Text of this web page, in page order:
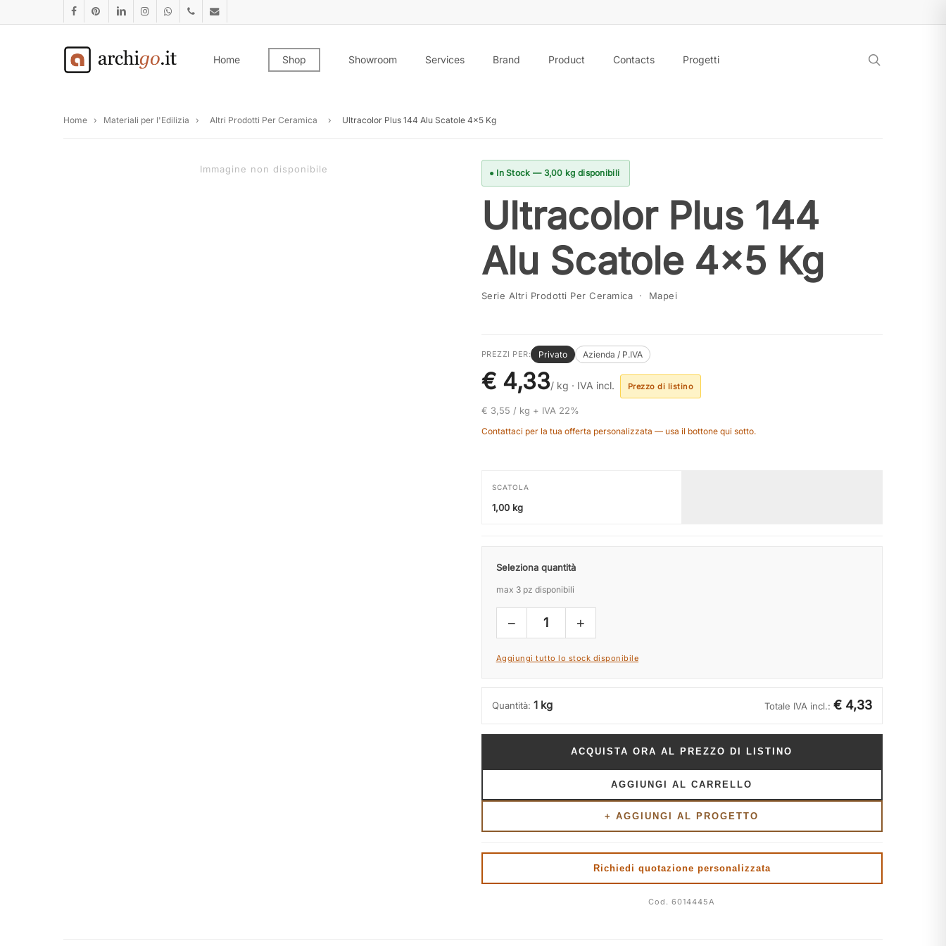
to
facebookpinterestlinkedininstagramwhatsappphoneemail
Home Shop Showroom Services Brand Product Contacts Progetti
Home › Materiali per l'Edilizia › Altri Prodotti Per Ceramica › Ultracolor Plus 144 Alu Scatole 4×5 Kg
Immagine non disponibile ● In Stock — 3,00 kg disponibili
Ultracolor Plus 144
Alu Scatole 4×5 Kg
Serie Altri Prodotti Per Ceramica · Mapei
PREZZI PER: Privato Azienda / P.IVA
€ 4,33/ kg · IVA incl. Prezzo di listino
€ 3,55 / kg + IVA 22%
Contattaci per la tua offerta personalizzata — usa il bottone qui sotto.
SCATOLA
1,00 kg
Seleziona quantità
max 3 pz disponibili
− 1 +
Aggiungi tutto lo stock disponibile
Quantità: 1 kg Totale IVA incl.: € 4,33
ACQUISTA ORA AL PREZZO DI LISTINO
AGGIUNGI AL CARRELLO
+ AGGIUNGI AL PROGETTO
Richiedi quotazione personalizzata
Cod. 6014445A